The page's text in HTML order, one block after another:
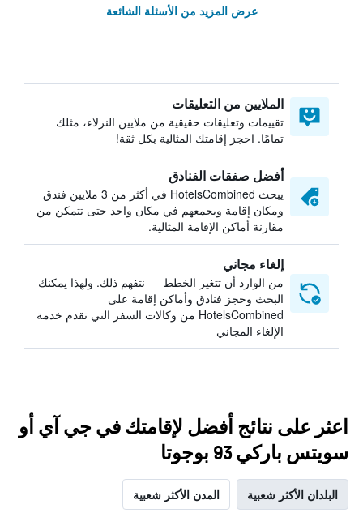
عرض المزيد من الأسئلة الشائعة
الملايين من التعليقات
تقييمات وتعليقات حقيقية من ملايين النزلاء، مثلك
تمامًا. احجز إقامتك المثالية بكل ثقة!
أفضل صفقات الفنادق
يبحث HotelsCombined في أكثر من 3 ملايين فندق
ومكان إقامة ويجمعهم في مكان واحد حتى تتمكن من
مقارنة أماكن الإقامة المثالية.
إلغاء مجاني
من الوارد أن تتغير الخطط — نتفهم ذلك. ولهذا يمكنك
البحث وحجز فنادق وأماكن إقامة على
HotelsCombined من وكالات السفر التي تقدم خدمة
الإلغاء المجاني
اعثر على نتائج أفضل لإقامتك في جي آي أو
سويتس باركي 93 بوجوتا
البلدان الأكثر شعبية المدن الأكثر شعبية